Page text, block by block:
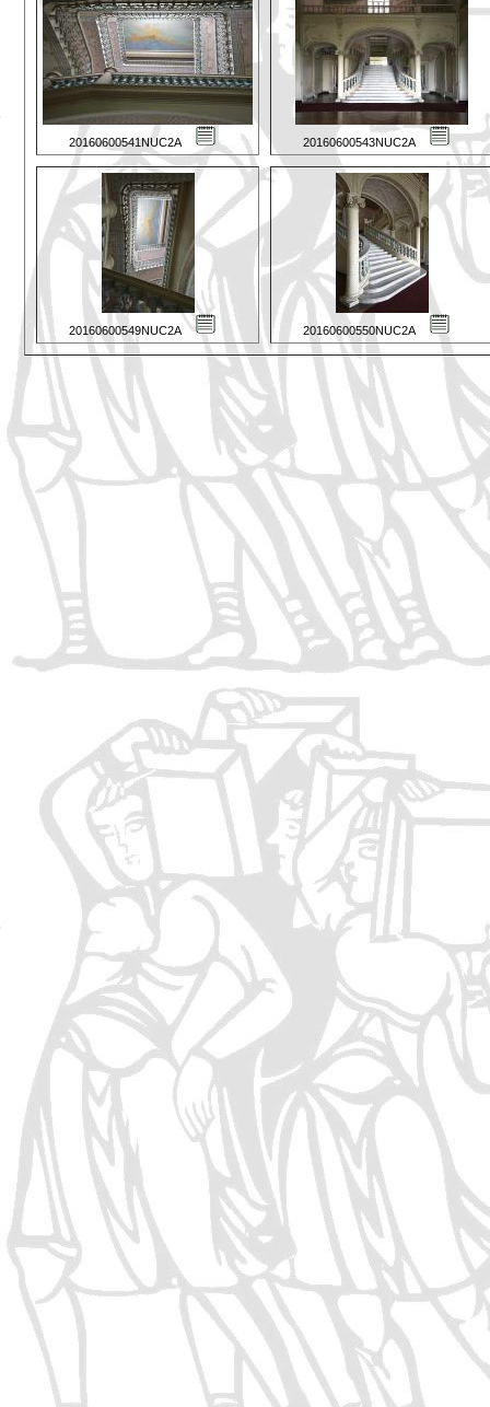
20160600541NUC2A 20160600543NUC2A
20160600549NUC2A 20160600550NUC2A